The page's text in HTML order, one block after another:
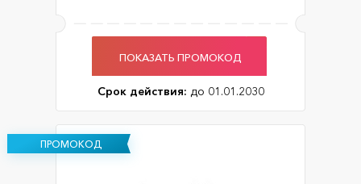
ПОКАЗАТЬ ПРОМОКОД
Срок действия: до 01.01.2030
ПРОМОКОД